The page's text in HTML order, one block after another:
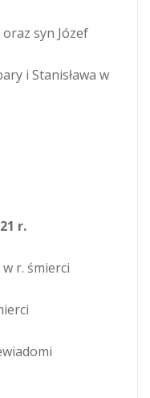
syn Józef
i Stanisława w
r.
r. śmierci